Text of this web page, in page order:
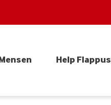
Mensen Help Flappus